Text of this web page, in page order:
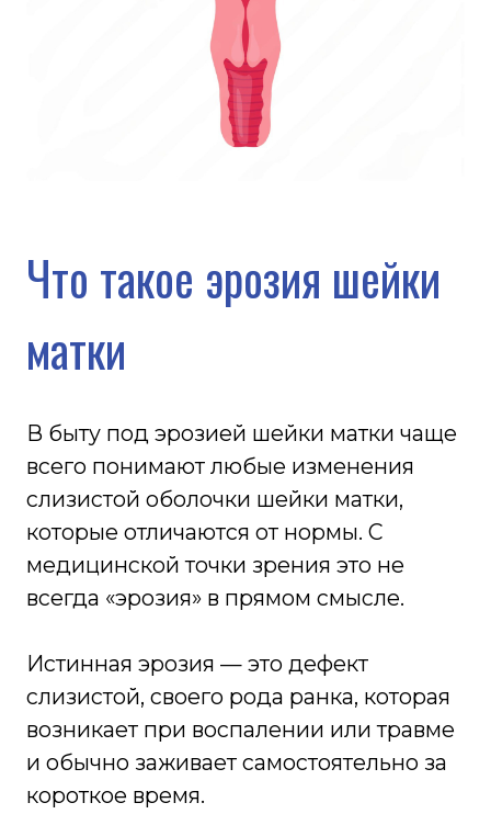
Истинная эрозия — это дефект
слизистой, своего рода ранка, которая
возникает при воспалении или травме
и обычно заживает самостоятельно за
Гораздо чаще у женщин выявляют
шейки матки. Это не язва и не
повреждение, а вариант расположения
Эрозия сама по себе не является раком
так как измененные ткани могут
реагировать на инфекции и
Стоимость процедуры